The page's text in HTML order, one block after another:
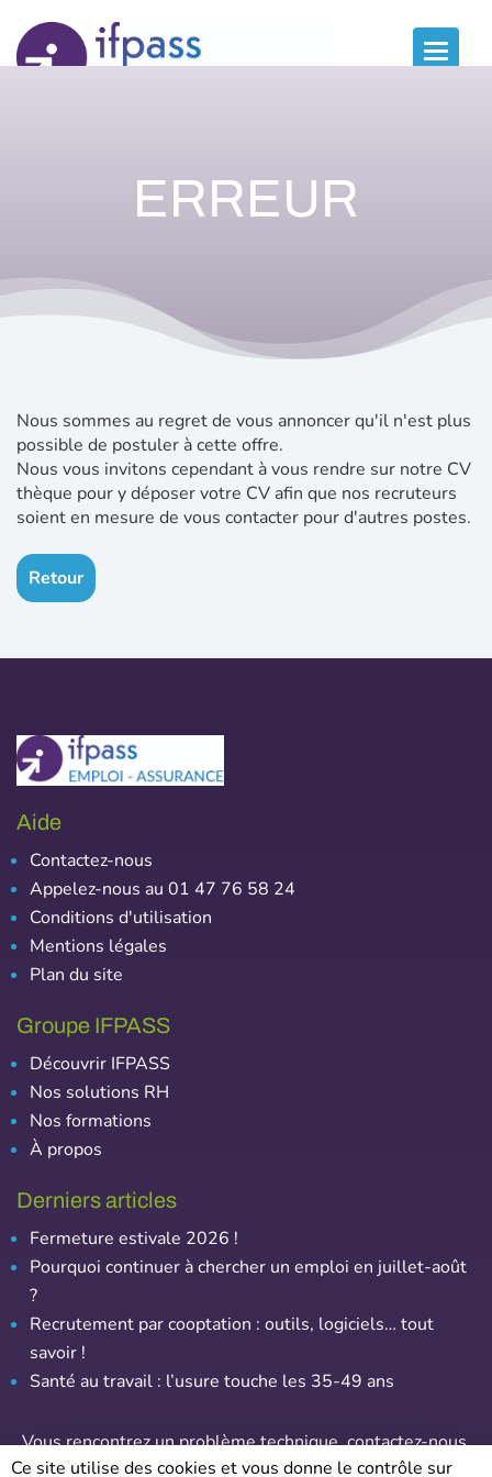
Toggle
ERREUR
Nous sommes au regret de vous annoncer qu'il n'est plus
possible de postuler à cette offre.
Nous vous invitons cependant à vous rendre sur notre CV
thèque pour y déposer votre CV afin que nos recruteurs
soient en mesure de vous contacter pour d'autres postes.
Retour
Aide
Contactez-nous
Appelez-nous au 01 47 76 58 24
Conditions d'utilisation
Mentions légales
Plan du site
Groupe IFPASS
Découvrir IFPASS
Nos solutions RH
Nos formations
À propos
Derniers articles
Fermeture estivale 2026 !
Pourquoi continuer à chercher un emploi en juillet-août
?
Recrutement par cooptation : outils, logiciels… tout
savoir !
Santé au travail : l’usure touche les 35-49 ans
Vous rencontrez un problème technique,contactez-nous.
Ce site utilise des cookies et vous donne le contrôle sur